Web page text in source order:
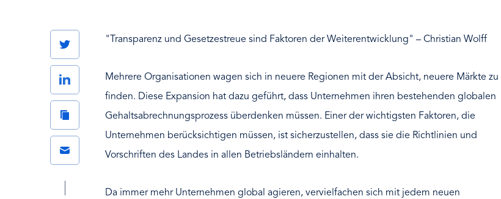
Twitter
LinkedIn
Copy
Link
Email
"Transparenz und Gesetzestreue sind Faktoren der Weiterentwicklung" – Christian Wolff
Mehrere Organisationen wagen sich in neuere Regionen mit der Absicht, neuere Märkte zu
finden. Diese Expansion hat dazu geführt, dass Unternehmen ihren bestehenden globalen
Gehaltsabrechnungsprozess überdenken müssen. Einer der wichtigsten Faktoren, die
Unternehmen berücksichtigen müssen, ist sicherzustellen, dass sie die Richtlinien und
Vorschriften des Landes in allen Betriebsländern einhalten.
Da immer mehr Unternehmen global agieren, vervielfachen sich mit jedem neuen